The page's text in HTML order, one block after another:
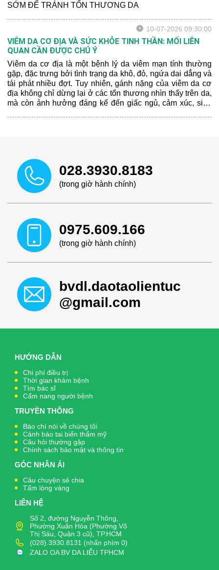
SỚM ĐỂ TRÁNH TỔN THƯƠNG DA
10-07-2026 09:30:00
VIÊM DA CƠ ĐỊA VÀ SỨC KHỎE TINH THẦN: MỐI LIÊN
QUAN CẦN ĐƯỢC CHÚ Ý
Viêm da cơ địa là một bệnh lý da viêm mạn tính thường
gặp, đặc trưng bởi tình trạng da khô, đỏ, ngứa dai dẳng và
tái phát nhiều đợt. Tuy nhiên, gánh nặng của viêm da cơ
địa không chỉ dừng lại ở các tổn thương nhìn thấy trên da,
mà còn ảnh hưởng đáng kể đến giấc ngủ, cảm xúc, sinh
028.3930.8183
(trong giờ hành chính)
0975.609.166
(trong giờ hành chính)
bvdl.daotaolientuc
@gmail.com
HƯỚNG DẪN
Chi phí điều trị
Thời gian khám bệnh
Tìm bác sĩ
Cẩm nang người bệnh
TRUYỀN THÔNG
Báo chí nói về chúng tôi
Cảnh báo tai biến thẩm mỹ
Câu hỏi thường gặp
Chính sách bảo mật và thông tin
GÓC NHÂN ÁI
Câu chuyện sẻ chia
Tấm lòng vàng
LIÊN HỆ
Số 2, đường Nguyễn Thông,
Phường Xuân Hòa (Phường Võ
Thị Sáu, Quận 3 cũ), TP.HCM
(028).3930.8131 (nhấn phím 0)
ZALO OA BV DA LIỄU TPHCM